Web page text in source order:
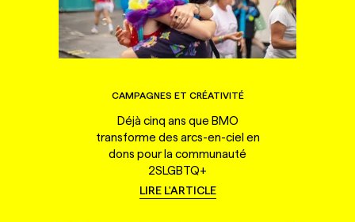
CAMPAGNES ET CRÉATIVITÉ
Déjà cinq ans que BMO
transforme des arcs-en-ciel en
dons pour la communauté
2SLGBTQ+
LIRE L'ARTICLE